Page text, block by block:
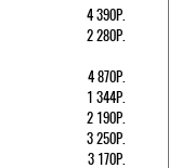
4 390Р.
2 280Р.
4 870Р.
1 344Р.
2 190Р.
3 250Р.
3 170Р.